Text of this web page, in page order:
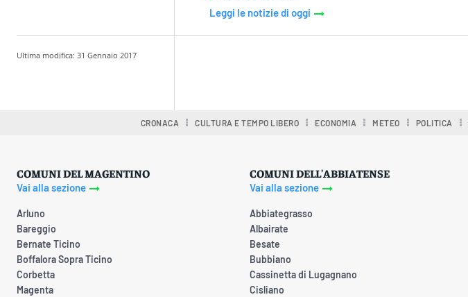
Leggi le notizie di oggi
Ultima modifica: 31 Gennaio 2017
CRONACA CULTURA E TEMPO LIBERO ECONOMIA METEO POLITICA
COMUNI DEL MAGENTINO
Vai alla sezione
Arluno
Bareggio
Bernate Ticino
Boffalora Sopra Ticino
Corbetta
Magenta
COMUNI DELL'ABBIATENSE
Vai alla sezione
Abbiategrasso
Albairate
Besate
Bubbiano
Cassinetta di Lugagnano
Cisliano